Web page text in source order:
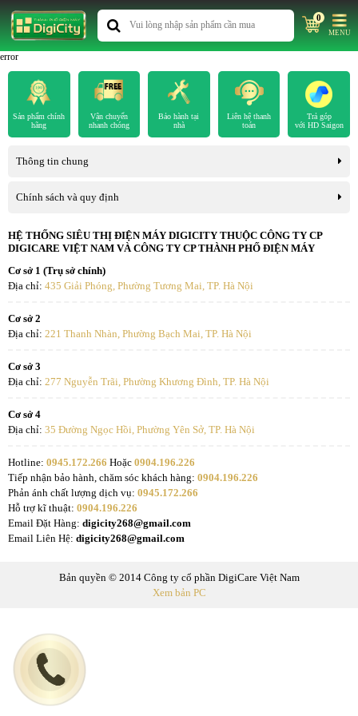
0
MENU
error
Sản phẩm chính
hãng
Vận chuyển
nhanh chóng
Bảo hành tại
nhà
Liên hệ thanh
toán
Trả góp
với HD Saigon
Thông tin chung
Chính sách và quy định
HỆ THỐNG SIÊU THỊ ĐIỆN MÁY DIGICITY THUỘC CÔNG TY CP
DIGICARE VIỆT NAM VÀ CÔNG TY CP THÀNH PHỐ ĐIỆN MÁY
Cơ sở 1 (Trụ sở chính)
Địa chỉ: 435 Giải Phóng, Phường Tương Mai, TP. Hà Nội
Cơ sở 2
Địa chỉ: 221 Thanh Nhàn, Phường Bạch Mai, TP. Hà Nội
Cơ sở 3
Địa chỉ: 277 Nguyễn Trãi, Phường Khương Đình, TP. Hà Nội
Cơ sở 4
Địa chỉ: 35 Đường Ngọc Hồi, Phường Yên Sở, TP. Hà Nội
Hotline: 0945.172.266 Hoặc 0904.196.226
Tiếp nhận bảo hành, chăm sóc khách hàng: 0904.196.226
Phản ánh chất lượng dịch vụ: 0945.172.266
Hỗ trợ kĩ thuật: 0904.196.226
Email Đặt Hàng: digicity268@gmail.com
Email Liên Hệ: digicity268@gmail.com
Bản quyền © 2014 Công ty cổ phần DigiCare Việt Nam
Xem bản PC